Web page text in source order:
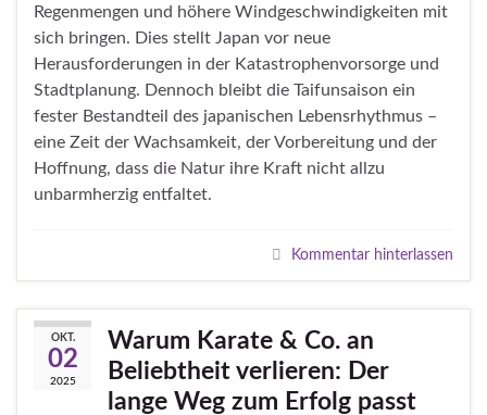
Regenmengen und höhere Windgeschwindigkeiten mit
sich bringen. Dies stellt Japan vor neue
Herausforderungen in der Katastrophenvorsorge und
Stadtplanung. Dennoch bleibt die Taifunsaison ein
fester Bestandteil des japanischen Lebensrhythmus –
eine Zeit der Wachsamkeit, der Vorbereitung und der
Hoffnung, dass die Natur ihre Kraft nicht allzu
unbarmherzig entfaltet.
Kommentar hinterlassen
OKT.
02
2025
Warum Karate & Co. an
Beliebtheit verlieren: Der
lange Weg zum Erfolg passt